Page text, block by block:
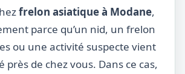
frelon asiatique à Modane,
parce qu’un nid, un frelon
ou une activité suspecte vient
près de chez vous. Dans ce cas,